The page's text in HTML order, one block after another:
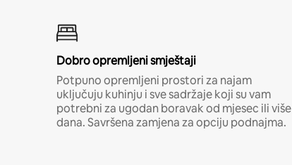
Dobro opremljeni smještaji
Potpuno opremljeni prostori za najam
uključuju kuhinju i sve sadržaje koji su vam
potrebni za ugodan boravak od mjesec ili više
dana. Savršena zamjena za opciju podnajma.